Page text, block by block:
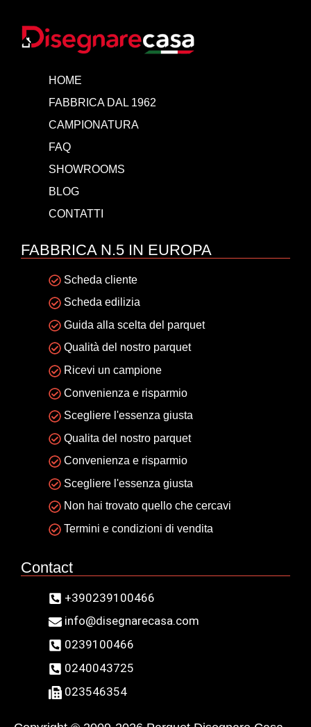
HOME
FABBRICA DAL 1962
CAMPIONATURA
FAQ
SHOWROOMS
BLOG
CONTATTI
FABBRICA N.5 IN EUROPA
Scheda cliente
Scheda edilizia
Guida alla scelta del parquet
Qualità del nostro parquet
Ricevi un campione
Convenienza e risparmio
Scegliere l'essenza giusta
Qualita del nostro parquet
Convenienza e risparmio
Scegliere l'essenza giusta
Non hai trovato quello che cercavi
Termini e condizioni di vendita
Contact
+390239100466
info@disegnarecasa.com
0239100466
0240043725
023546354